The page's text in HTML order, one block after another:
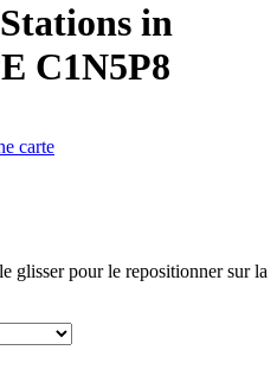
in
C1N5P8
carte
glisser pour le repositionner sur la